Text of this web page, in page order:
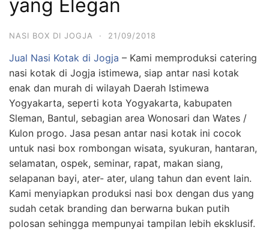
yang Elegan
NASI BOX DI JOGJA · 21/09/2018
Jual Nasi Kotak di Jogja – Kami memproduksi catering
nasi kotak di Jogja istimewa, siap antar nasi kotak
enak dan murah di wilayah Daerah Istimewa
Yogyakarta, seperti kota Yogyakarta, kabupaten
Sleman, Bantul, sebagian area Wonosari dan Wates /
Kulon progo. Jasa pesan antar nasi kotak ini cocok
untuk nasi box rombongan wisata, syukuran, hantaran,
selamatan, ospek, seminar, rapat, makan siang,
selapanan bayi, ater- ater, ulang tahun dan event lain.
Kami menyiapkan produksi nasi box dengan dus yang
sudah cetak branding dan berwarna bukan putih
polosan sehingga mempunyai tampilan lebih eksklusif.